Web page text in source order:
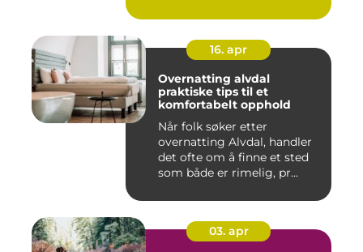
16. apr
Overnatting alvdal
praktiske tips til et
komfortabelt opphold
Når folk søker etter
overnatting Alvdal, handler
det ofte om å finne et sted
som både er rimelig, pr...
03. apr